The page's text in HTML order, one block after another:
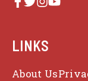
LINKS
About Us